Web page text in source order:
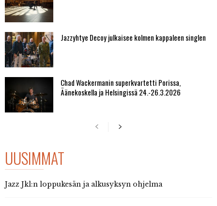
Jazzyhtye Decoy julkaisee kolmen kappaleen singlen
Chad Wackermanin superkvartetti Porissa,
Äänekoskella ja Helsingissä 24.-26.3.2026
UUSIMMAT
Jazz Jkl:n loppukesän ja alkusyksyn ohjelma